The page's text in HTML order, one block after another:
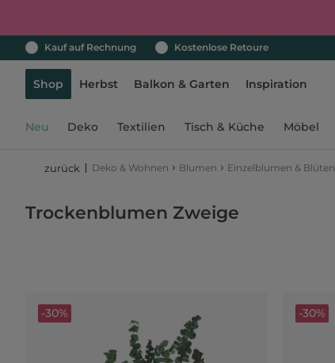
Kauf auf Rechnung Kostenlose Retoure
Shop Herbst Balkon & Garten Inspiration
Neu Deko Textilien Tisch & Küche Möbel
zurück Deko & Wohnen › Blumen › Einzelblumen & Blüten
Trockenblumen Zweige
-30% -30%